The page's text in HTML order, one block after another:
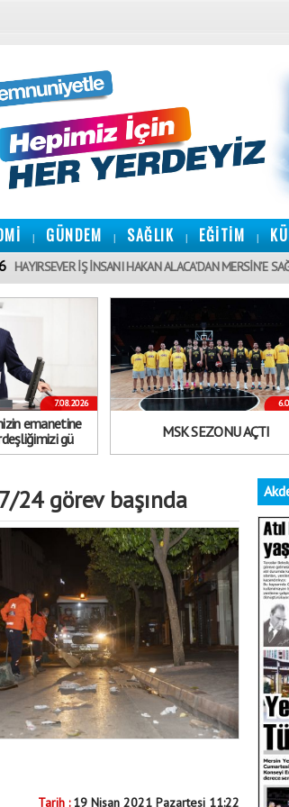
| GÜNDEM | SAĞLIK | EĞİTİM |
İŞ İNSANI HAKAN ALACA’DAN MERSİN’E SAĞLIK
7.08.2026
emanetine
gü
MSK SEZONU AÇTI
24 görev başında
Tarih : 19 Nisan 2021 Pazartesi 11:22